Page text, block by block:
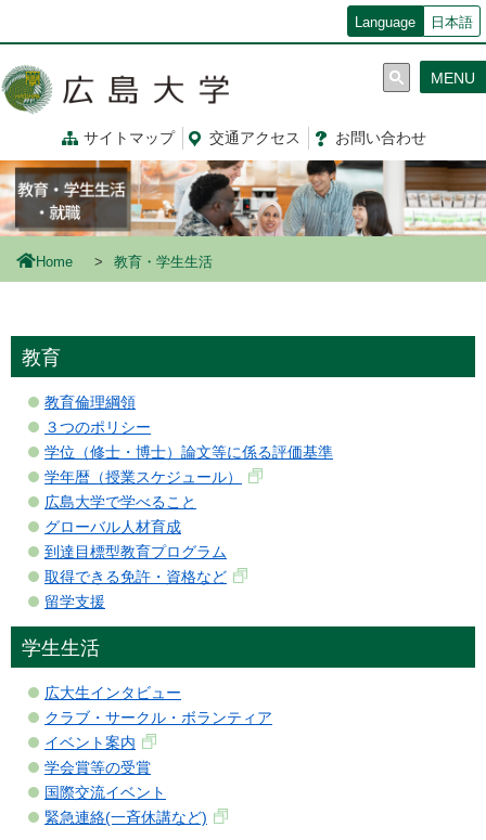
コ
ン
ツ
に
移
動
Language 日本語
サイトマップ 交通アクセス お問い合わせ
MENU
Home 教育・学生生活
教育
教育倫理綱領
３つのポリシー
学位（修士・博士）論文等に係る評価基準
学年暦（授業スケジュール）
広島大学で学べること
グローバル人材育成
到達目標型教育プログラム
取得できる免許・資格など
留学支援
学生生活
広大生インタビュー
クラブ・サークル・ボランティア
イベント案内
学会賞等の受賞
国際交流イベント
緊急連絡(一斉休講など)